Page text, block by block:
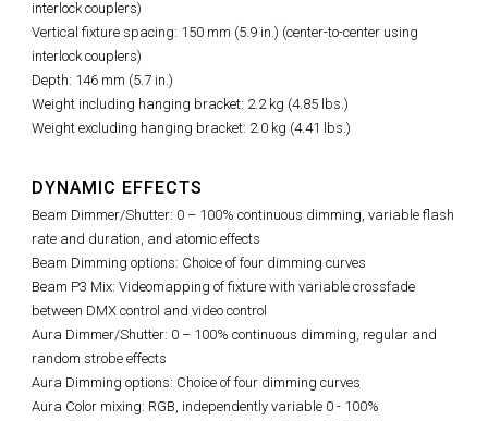
interlock couplers)
Vertical fixture spacing: 150 mm (5.9 in.) (center-to-center using
interlock couplers)
Depth: 146 mm (5.7 in.)
Weight including hanging bracket: 2.2 kg (4.85 lbs.)
Weight excluding hanging bracket: 2.0 kg (4.41 lbs.)
DYNAMIC EFFECTS
Beam Dimmer/Shutter: 0 – 100% continuous dimming, variable flash
rate and duration, and atomic effects
Beam Dimming options: Choice of four dimming curves
Beam P3 Mix: Videomapping of fixture with variable crossfade
between DMX control and video control
Aura Dimmer/Shutter: 0 – 100% continuous dimming, regular and
random strobe effects
Aura Dimming options: Choice of four dimming curves
Aura Color mixing: RGB, independently variable 0 - 100%